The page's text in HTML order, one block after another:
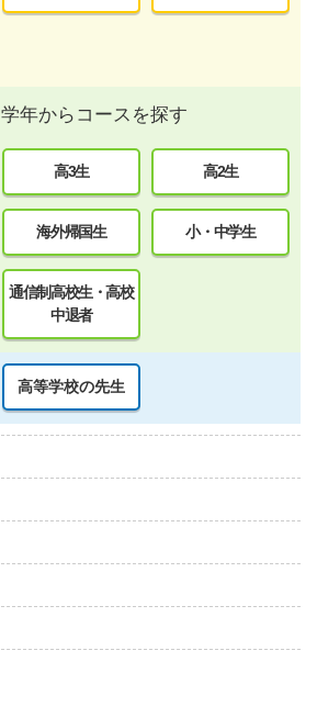
学年からコースを探す
高3生 高2生
海外帰国生 小・中学生
通信制高校生・高校
中退者
高等学校の先生